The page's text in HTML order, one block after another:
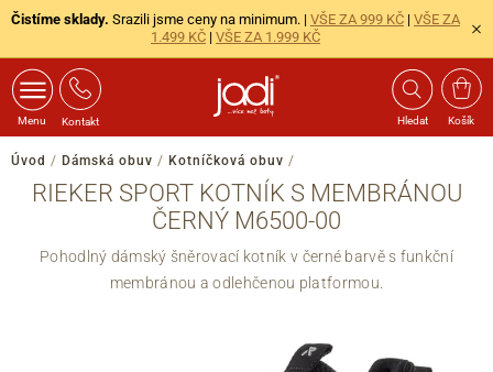
Čistíme sklady. Srazili jsme ceny na minimum. | VŠE ZA 999 KČ | VŠE ZA
1.499 KČ | VŠE ZA 1.999 KČ
Menu Kontakt Hledat Košík
Úvod / Dámská obuv / Kotníčková obuv /
RIEKER SPORT KOTNÍK S MEMBRÁNOU
ČERNÝ M6500-00
Pohodlný dámský šněrovací kotník v černé barvě s funkční
membránou a odlehčenou platformou.